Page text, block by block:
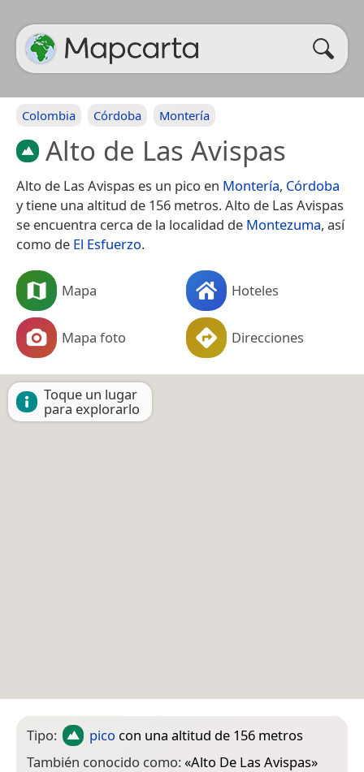
Colombia Córdoba Montería
Alto de Las Avispas
Alto de Las Avispas es un pico en Montería, Córdoba
y tiene una altitud de 156 metros. Alto de Las Avispas
se encuentra cerca de la localidad de Montezuma, así
como de El Esfuerzo.
Mapa Hoteles
Mapa foto Direcciones
Toque un lugar
para explorarlo
Tipo: pico con una altitud de 156 metros
También conocido como:«Alto De Las Avispas»